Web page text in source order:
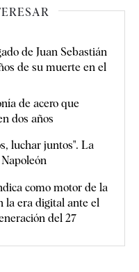
de Juan Sebastián
de su muerte en el
de acero que
dos años
luchar juntos". La
como motor de la
la era digital ante el
del 27